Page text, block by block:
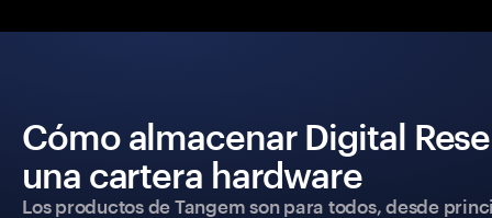
Cómo almacenar Digital
una cartera hardware
Los productos de Tangem son para todos, desde